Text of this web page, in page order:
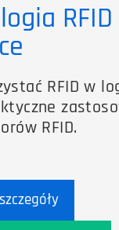
RFID w
RFID.